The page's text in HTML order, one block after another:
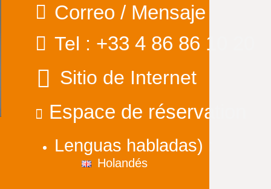
Correo / Mensaje
Tel : +33 4 86 86 10 20
Sitio de Internet
Espace de réservation
Lenguas habladas) :
Holandés